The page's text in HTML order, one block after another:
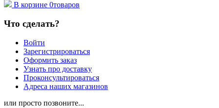
В корзине 0товаров
Что сделать?
Войти
Зарегистрироваться
Оформить заказ
Узнать про доставку
Проконсультироваться
Адреса наших магазинов
или просто позвоните...